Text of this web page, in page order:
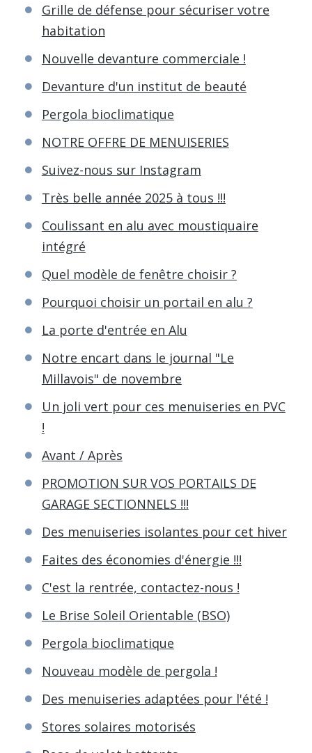
Grille de défense pour sécuriser votre
habitation
Nouvelle devanture commerciale !
Devanture d'un institut de beauté
Pergola bioclimatique
NOTRE OFFRE DE MENUISERIES
Suivez-nous sur Instagram
Très belle année 2025 à tous !!!
Coulissant en alu avec moustiquaire
intégré
Quel modèle de fenêtre choisir ?
Pourquoi choisir un portail en alu ?
La porte d'entrée en Alu
Notre encart dans le journal "Le
Millavois" de novembre
Un joli vert pour ces menuiseries en PVC
!
Avant / Après
PROMOTION SUR VOS PORTAILS DE
GARAGE SECTIONNELS !!!
Des menuiseries isolantes pour cet hiver
Faites des économies d'énergie !!!
C'est la rentrée, contactez-nous !
Le Brise Soleil Orientable (BSO)
Pergola bioclimatique
Nouveau modèle de pergola !
Des menuiseries adaptées pour l'été !
Stores solaires motorisés